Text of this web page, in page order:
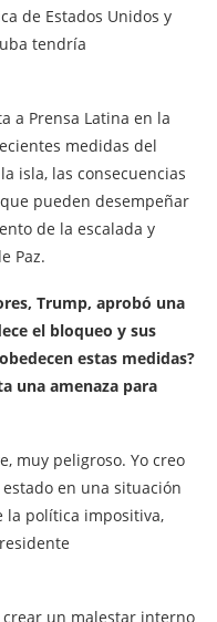
de Estados Unidos y
tendría
a Prensa Latina en la
medidas del
isla, las consecuencias
pueden desempeñar
de la escalada y
Paz.
Trump, aprobó una
el bloqueo y sus
estas medidas?
una amenaza para
muy peligroso. Yo creo
en una situación
la política impositiva,
crear un malestar interno